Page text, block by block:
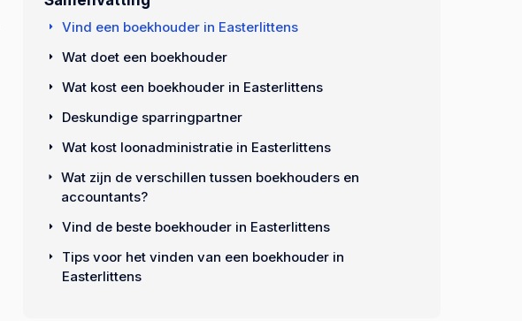
Vind een boekhouder in Easterlittens
Wat doet een boekhouder
Wat kost een boekhouder in Easterlittens
Deskundige sparringpartner
Wat kost loonadministratie in Easterlittens
Wat zijn de verschillen tussen boekhouders en
accountants?
Vind de beste boekhouder in Easterlittens
Tips voor het vinden van een boekhouder in
Easterlittens